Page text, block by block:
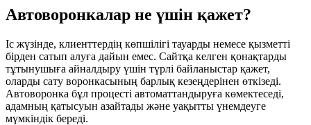
Автоворонкалар не үшін қажет?
Іс жүзінде, клиенттердің көпшілігі тауарды немесе қызметті
бірден сатып алуға дайын емес. Сайтқа келген қонақтарды
тұтынушыға айналдыру үшін түрлі байланыстар қажет,
оларды сату воронкасының барлық кезеңдерінен өткізеді.
Автоворонка бұл процесті автоматтандыруға көмектеседі,
адамның қатысуын азайтады және уақытты үнемдеуге
мүмкіндік береді.